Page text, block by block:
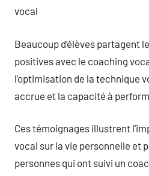
vocal
Beaucoup d’élèves partagent
positives avec le coaching
l’optimisation de la technique
accrue et la capacité à
Ces témoignages illustrent
vocal sur la vie personnelle et
personnes qui ont suivi un